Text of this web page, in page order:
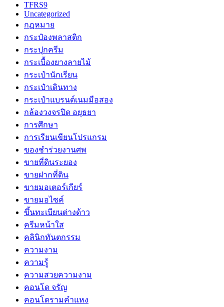
TFRS9
Uncategorized
กฎหมาย
กระป๋องพลาสติก
กระปุกครีม
กระเบื้องยางลายไม้
กระเป๋านักเรียน
กระเป๋าเดินทาง
กระเป๋าแบรนด์เนมมือสอง
กล้องวงจรปิด อยุธยา
การศึกษา
การเรียนเขียนโปรแกรม
ของชำร่วยงานศพ
ขายที่ดินระยอง
ขายฝากที่ดิน
ขายมอเตอร์เกียร์
ขายมอไซค์
ขึ้นทะเบียนต่างด้าว
ครีมหน้าใส
คลินิกทันตกรรม
ความงาม
ความรู้
ความสวยความงาม
คอนโด จรัญ
คอนโดรามคำแหง